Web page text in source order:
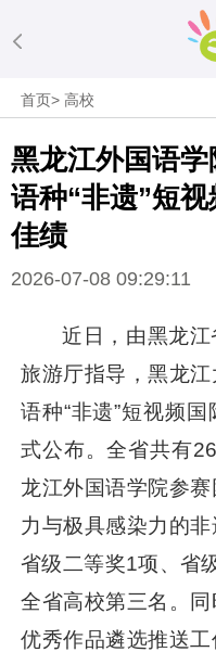
首页>高校
黑龙江外国语
语种“非遗”短
佳绩
2026-07-08 09:29:11
近日，由黑龙
旅游厅指导，黑龙
语种“非遗”短视频
式公布。全省共有
龙江外国语学院参
力与极具感染力的
省级二等奖1项、省
全省高校第三名。同
优秀作品遴选推送